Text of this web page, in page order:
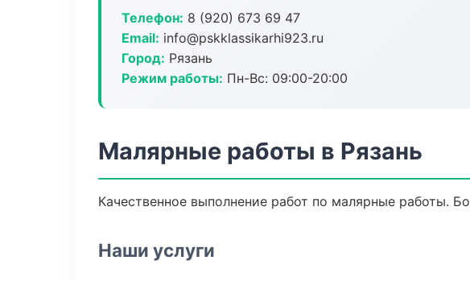
Телефон: 8 (920) 673 69 47
Email: info@pskklassikarhi923.ru
Город: Рязань
Режим работы: Пн-Вс: 09:00-20:00
Малярные работы в Рязань
Качественное выполнение работ по малярные работы.
Наши услуги